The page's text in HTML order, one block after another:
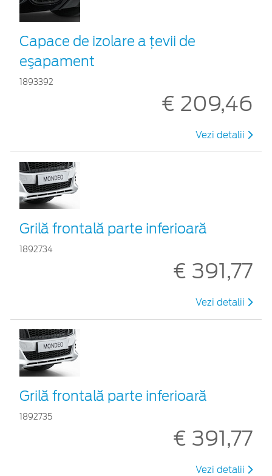
Capace de izolare a ţevii de
eşapament
1893392
€ 209,46
Vezi detalii
Grilă frontală parte inferioară
1892734
€ 391,77
Vezi detalii
Grilă frontală parte inferioară
1892735
€ 391,77
Vezi detalii